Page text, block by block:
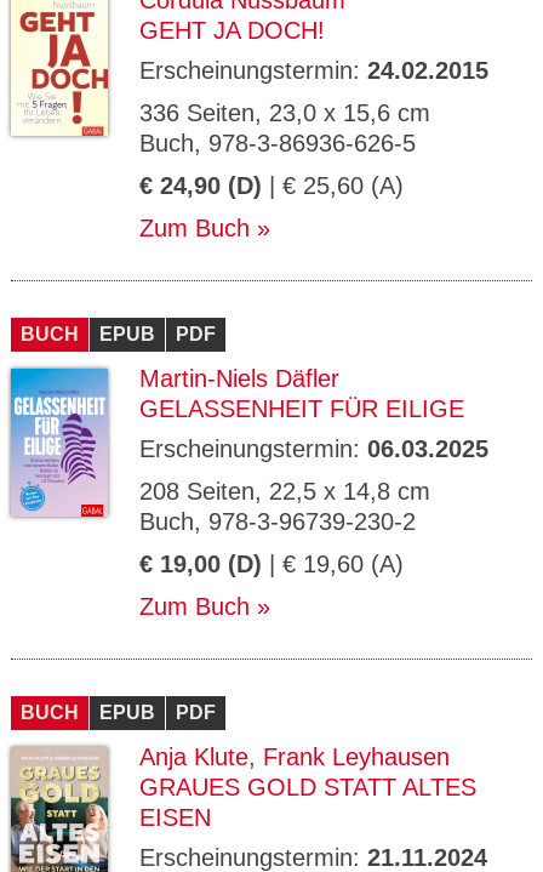
GEHT JA DOCH!
Erscheinungstermin: 24.02.2015
336 Seiten, 23,0 x 15,6 cm
Buch, 978-3-86936-626-5
€ 24,90 (D) | € 25,60 (A)
Zum Buch
BUCH EPUB PDF
Martin-Niels Däfler
GELASSENHEIT FÜR EILIGE
Erscheinungstermin: 06.03.2025
208 Seiten, 22,5 x 14,8 cm
Buch, 978-3-96739-230-2
€ 19,00 (D) | € 19,60 (A)
Zum Buch
BUCH EPUB PDF
Anja Klute, Frank Leyhausen
GRAUES GOLD STATT ALTES
EISEN
Erscheinungstermin: 21.11.2024